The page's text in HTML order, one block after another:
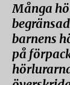
Många
barnens
på